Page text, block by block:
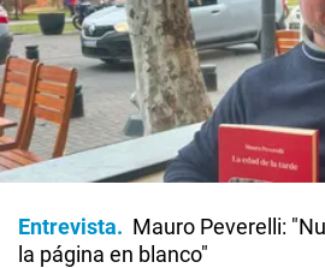
Entrevista
Mauro Peverelli:
la página en blanco"